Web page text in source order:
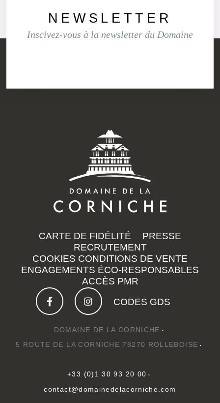
NEWSLETTER
Inscivez-vous à la newsletter du Domaine
CARTE DE FIDÉLITÉ
PRESSE
RECRUTEMENT
COOKIES CONDITIONS DE VENTE
ENGAGEMENTS ÉCO-RESPONSABLES
ACCÈS PMR
CODES GDS
DOMAINE DE LA CORNICHE
5 ROUTE DE LA CORNICHE 78270 ROLLEBOISE
+33 (0)1 30 93 20 00
contact@domainedelacorniche.com